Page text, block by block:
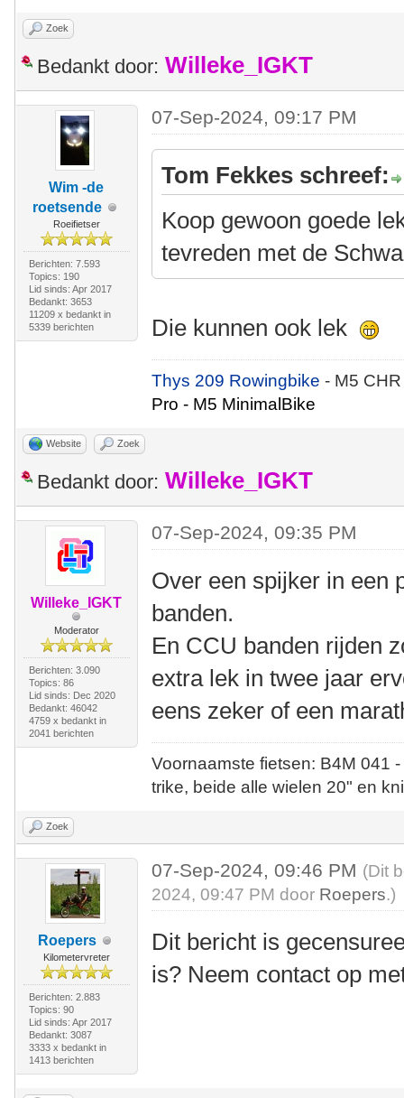
Zoek
Bedankt door: Willeke_IGKT
Wim -de
roetsende
Roeifietser
Berichten: 7.593
Topics: 190
Lid sinds: Apr 2017
Bedankt: 3653
11209 x bedankt in
5339 berichten
07-Sep-2024, 09:17 PM
Tom Fekkes schreef:
Koop gewoon goede
tevreden met de
Die kunnen ook lek
Thys 209 Rowingbike- M5
Pro - M5 MinimalBike
Website Zoek
Bedankt door: Willeke_IGKT
Willeke_IGKT
Moderator
Berichten: 3.090
Topics: 86
Lid sinds: Dec 2020
Bedankt: 46042
4759 x bedankt in
2041 berichten
07-Sep-2024, 09:35 PM
Over een spijker in een
banden.
En CCU banden rijden
extra lek in twee jaar
eens zeker of een
Voornaamste fietsen: B4M
trike, beide alle wielen 20" en
Zoek
Roepers
Kilometervreter
Berichten: 2.883
Topics: 90
Lid sinds: Apr 2017
Bedankt: 3087
3333 x bedankt in
1413 berichten
07-Sep-2024, 09:46 PM (Dit
2024, 09:47 PM door Roepers.)
Dit bericht is
is? Neem contact op